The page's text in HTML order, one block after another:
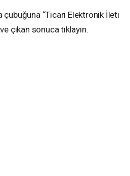
“Ticari Elektronik İleti
çıkan sonuca tıklayın.